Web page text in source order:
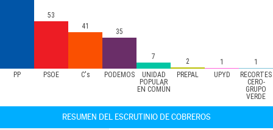
PP PSOE C's PODEMOS
UNIDAD
POPULAR
EN COMÚN
PREPAL UPYD
RECORTES
CERO-
GRUPO
VERDE
53
41
35
7
2 1 1
RESUMEN DEL ESCRUTINIO DE COBREROS